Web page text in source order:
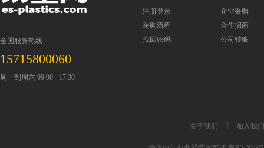
全国服务热线
15715800060
周一到周六 09:00 - 17:30
注册登录
采购流程
找回密码
企业采购
合作招商
公司转账
关于我们 加入我们